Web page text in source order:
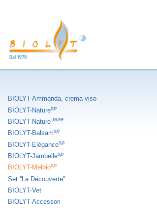
BIOLYT-Ammanda, crema viso
BIOLYT-Naturesp
BIOLYT-Naturepure
BIOLYT-Balsamsp
BIOLYT-Elégancesp
BIOLYT-Jambellesp
BIOLYT-Melbiosp
Set ''La Découverte''
BIOLYT-Vet
BIOLYT-Accessori